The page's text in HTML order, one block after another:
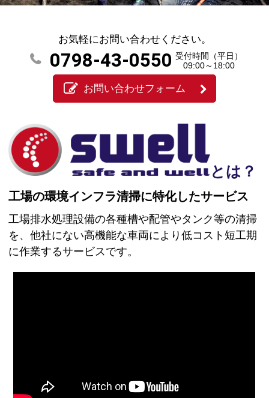
お気軽にお問い合わせください。
0798-43-0550 受付時間（平日）
09:00～18:00
お問い合わせフォーム
とは？
工場の環境インフラ清掃に特化したサービス
工場排水処理設備の各種槽や配管やタンク等の清掃
を、他社にない高機能な車両により低コスト短工期
に作業するサービスです。